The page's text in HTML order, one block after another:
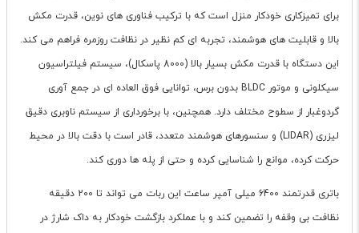
برای تمیزکاری خودکار منزل است که با ترکیب فناوری های نوین، قدرت مکش
بالا و قابلیت های هوشمند، تجربه ای کم نظیر در نظافت روزمره فراهم می کند.
این دستگاه با قدرت مکش بسیار بالا (8000 پاسکال)، سیستم فیلتراسیون
سیکلونی و موتور BLDC بدون برس، توانایی فوق العاده ای در جمع آوری
گردوغبار از سطوح مختلف دارد. همچنین، با برخورداری از سیستم ناوبری دقیق
لیزری (LIDAR) و سنسورهای هوشمند متعدد، قادر است با دقت بالا در محیط
حرکت کرده، موانع را شناسایی کرده و حتی از پله ها دوری کند.
باتری قدرتمند 6400 میلی آمپر ساعت این ربات می تواند تا 200 دقیقه
نظافت بی وقفه را تضمین کند و با عملکرد بازگشت خودکار به داک شارژ در